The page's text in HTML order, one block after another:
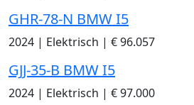
GHR-78-N BMW I5
2024 | Elektrisch | € 96.057
GJJ-35-B BMW I5
2024 | Elektrisch | € 97.000